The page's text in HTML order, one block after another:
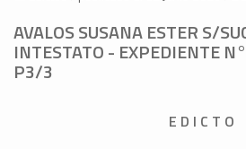
AVALOS SUSANA ESTER S/
INTESTATO - EXPEDIENTE
P3/3
E D I C T O